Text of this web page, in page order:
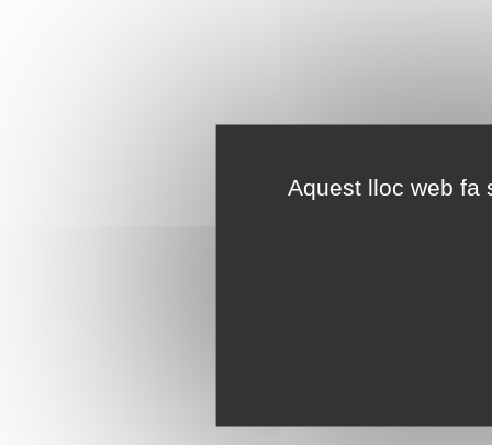
Aquest lloc web fa